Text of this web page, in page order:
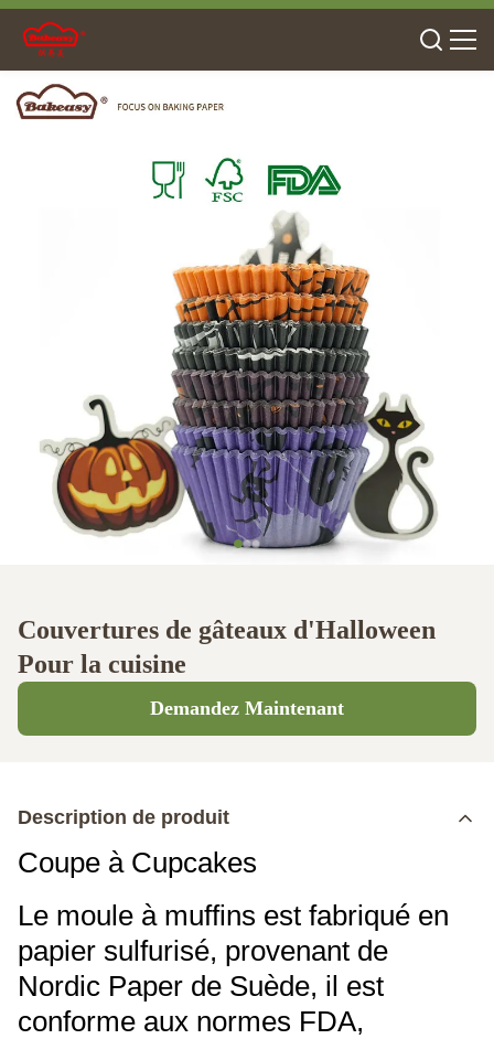
Couvertures de gâteaux d'Halloween
Pour la cuisine
Demandez Maintenant
Description de produit
Coupe à Cupcakes
Le moule à muffins est fabriqué en
papier sulfurisé, provenant de
Nordic Paper de Suède, il est
conforme aux normes FDA,